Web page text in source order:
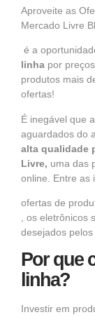
Aproveite as
Mercado Livre
é a
linha por
produtos mais
ofertas!
É inegável que
aguardados do
alta qualidade
Livre, uma das
online. Entre as
ofertas de
, os
desejados pelos
Por que
linha?
Investir em